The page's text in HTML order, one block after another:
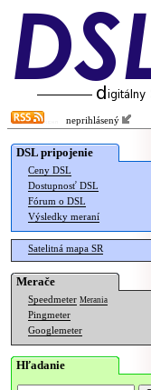
neprihlásený
DSL pripojenie
Ceny DSL
Dostupnosť DSL
Fórum o DSL
Výsledky meraní
Satelitná mapa SR
Merače
Speedmeter Merania
Pingmeter
Googlemeter
Hľadanie